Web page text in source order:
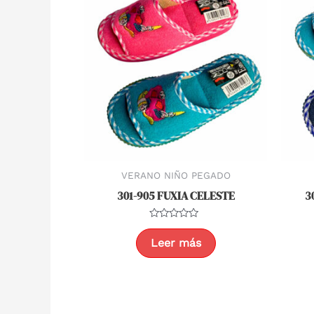
VERANO NIÑO PEGADO
301-905 FUXIA CELESTE
Valorado
con
0
Leer más